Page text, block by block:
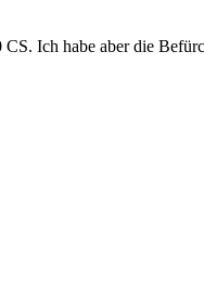
Ich habe aber die